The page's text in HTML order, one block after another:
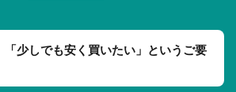
「少しでも安く買いたい」というご要